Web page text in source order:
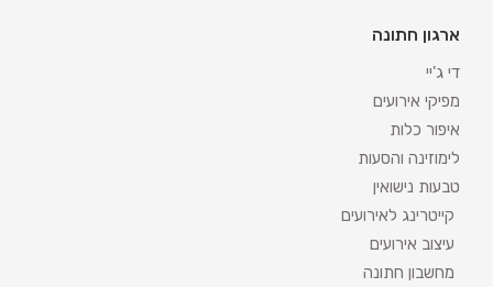
ארגון חתונה
די ג'יי
מפיקי אירועים
איפור כלות
לימוזינה והסעות
טבעות נישואין
קייטרינג לאירועים
עיצוב אירועים
מחשבון חתונה